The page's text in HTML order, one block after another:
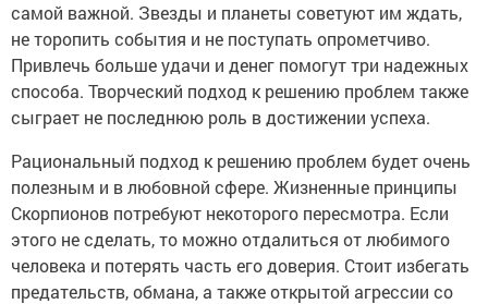
самой важной. Звезды и планеты советуют им ждать,
не торопить события и не поступать опрометчиво.
Привлечь больше удачи и денег помогут три надежных
способа. Творческий подход к решению проблем также
сыграет не последнюю роль в достижении успеха.
Рациональный подход к решению проблем будет очень
полезным и в любовной сфере. Жизненные принципы
Скорпионов потребуют некоторого пересмотра. Если
этого не сделать, то можно отдалиться от любимого
человека и потерять часть его доверия. Стоит избегать
предательств, обмана, а также открытой агрессии со